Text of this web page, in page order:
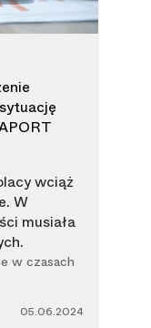
wciąż
W
musiała
w czasach
05.06.2024